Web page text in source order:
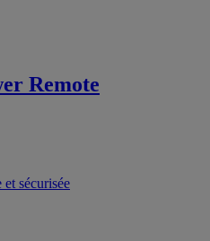
Remote
et sécurisée